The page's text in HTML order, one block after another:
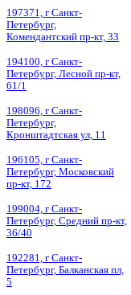
197371, г Санкт-
Петербург,
Комендантский пр-кт, 33
194100, г Санкт-
Петербург, Лесной пр-кт,
61/1
198096, г Санкт-
Петербург,
Кронштадтская ул, 11
196105, г Санкт-
Петербург, Московский
пр-кт, 172
199004, г Санкт-
Петербург, Средний пр-кт,
36/40
192281, г Санкт-
Петербург, Балканская пл,
5